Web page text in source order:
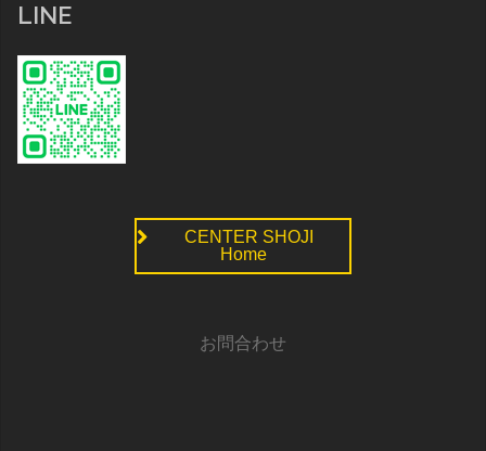
LINE
CENTER SHOJI
Home
お問合わせ